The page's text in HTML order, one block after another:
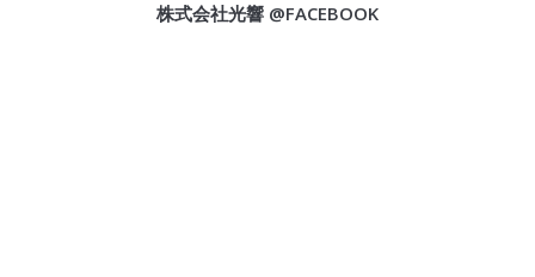
株式会社光響 @FACEBOOK